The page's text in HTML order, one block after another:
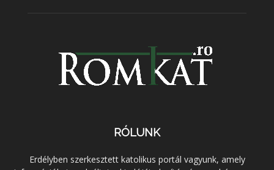
RÓLUNK
Erdélyben szerkesztett katolikus portál vagyunk, amely